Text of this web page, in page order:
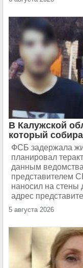
В Калужской
который
ФСБ задержала
планировал
данным
представителем
наносил на стены
адрес
5 августа 2026